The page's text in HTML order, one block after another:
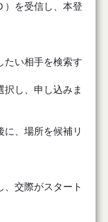
を受信し、本登
い相手を検索す
し、申し込みま
、場所を候補リ
交際がスタート